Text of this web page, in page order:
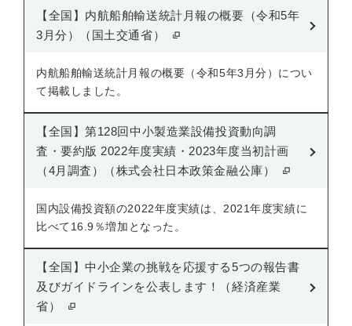
【全国】内航船舶輸送統計月報の概要（令和5年
3月分）（国土交通省）
内航船舶輸送統計月報の概要（令和5年3月分）につい
て掲載しました。
【全国】第128回中小製造業設備投資動向調
査・要約版 2022年度実績・2023年度当初計画
（4月調査）（株式会社日本政策金融公庫）
国内設備投資額の2022年度実績は、2021年度実績に
比べて16.9％増加となった。
【全国】中小企業の挑戦を応援する5つの報告書
及びガイドラインを公表します！（経済産業
省）